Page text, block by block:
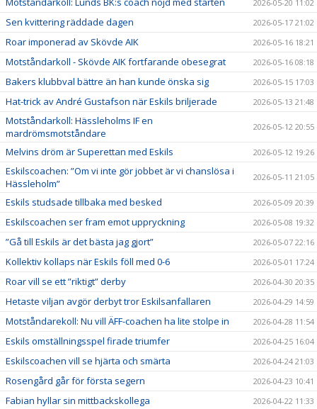
2026-05-20 11:02
Sen kvittering räddade dagen 2026-05-17 21:02
Roar imponerad av Skövde AIK 2026-05-16 18:21
Motståndarkoll - Skövde AIK fortfarande obesegrat 2026-05-16 08:18
Bakers klubbval bättre än han kunde önska sig 2026-05-15 17:03
Hat-trick av André Gustafson när Eskils briljerade 2026-05-13 21:48
Motståndarkoll: Hässleholms IF en
mardrömsmotståndare
2026-05-12 20:55
Melvins dröm är Superettan med Eskils 2026-05-12 19:26
Eskilscoachen: ”Om vi inte gör jobbet är vi chanslösa i
Hässleholm”
2026-05-11 21:05
Eskils studsade tillbaka med besked 2026-05-09 20:39
Eskilscoachen ser fram emot uppryckning 2026-05-08 19:32
”Gå till Eskils är det bästa jag gjort” 2026-05-07 22:16
Kollektiv kollaps när Eskils föll med 0-6 2026-05-01 17:24
Roar vill se ett ”riktigt” derby 2026-04-30 20:35
Hetaste viljan avgör derbyt tror Eskilsanfallaren 2026-04-29 14:59
Motståndarekoll: Nu vill ÄFF-coachen ha lite stolpe in 2026-04-28 11:54
Eskils omställningsspel firade triumfer 2026-04-25 16:04
Eskilscoachen vill se hjärta och smärta 2026-04-24 21:03
Rosengård går för första segern 2026-04-23 10:41
Fabian hyllar sin mittbackskollega 2026-04-22 11:33